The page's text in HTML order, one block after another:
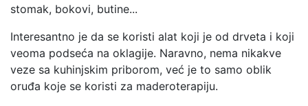
stomak, bokovi, butine...
Interesantno je da se koristi alat koji je od drveta i koji
veoma podseća na oklagije. Naravno, nema nikakve
veze sa kuhinjskim priborom, već je to samo oblik
oruđa koje se koristi za maderoterapiju.